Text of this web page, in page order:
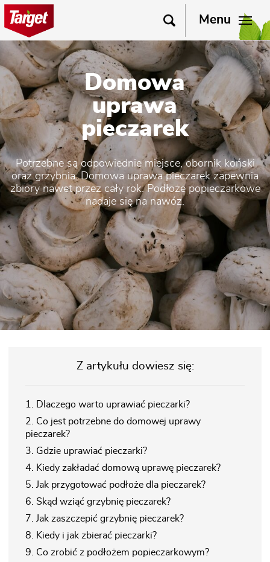
Menu
Domowa
uprawa
pieczarek
Potrzebne są odpowiednie miejsce, obornik koński
oraz grzybnia. Domowa uprawa pieczarek zapewnia
zbiory nawet przez cały rok. Podłoże popieczarkowe
nadaje się na nawóz.
Z artykułu dowiesz się:
1. Dlaczego warto uprawiać pieczarki?
2. Co jest potrzebne do domowej uprawy
pieczarek?
3. Gdzie uprawiać pieczarki?
4. Kiedy zakładać domową uprawę pieczarek?
5. Jak przygotować podłoże dla pieczarek?
6. Skąd wziąć grzybnię pieczarek?
7. Jak zaszczepić grzybnię pieczarek?
8. Kiedy i jak zbierać pieczarki?
9. Co zrobić z podłożem popieczarkowym?